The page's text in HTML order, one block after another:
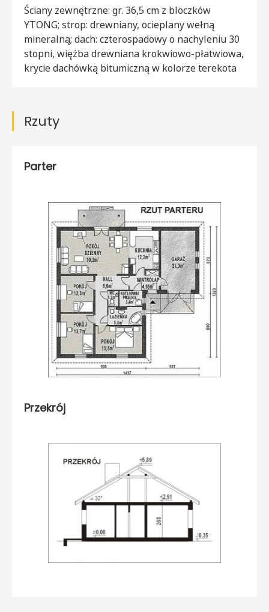
Ściany zewnętrzne: gr. 36,5 cm z bloczków
YTONG; strop: drewniany, ocieplany wełną
mineralną; dach: czterospadowy o nachyleniu 30
stopni, więźba drewniana krokwiowo-płatwiowa,
krycie dachówką bitumiczną w kolorze terekota
Rzuty
Parter
Przekrój